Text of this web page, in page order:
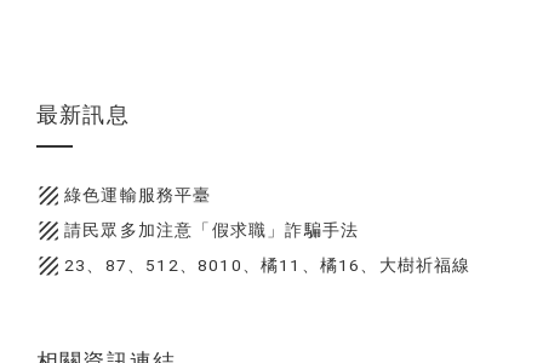
最新訊息
texture 綠色運輸服務平臺
texture 請民眾多加注意「假求職」詐騙手法
texture 23、87、512、8010、橘11、橘16、大樹祈福線